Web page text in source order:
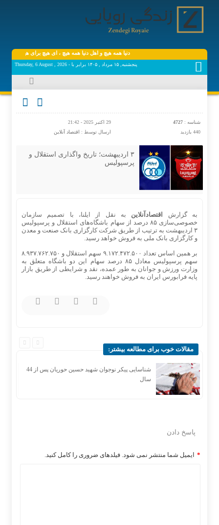
دنیا همه هیچ و اهل دنیا همه هیچ ، ‌ای هیچ برای هیچ بر هیچ
پنجشنبه, ۱۵ مرداد , ۱۴۰۵ برابر با - Thursday, 6 August , 2026
شناسه : 4727
29 اکتبر 2025 - 21:42
440 بازدید
ارسال توسط : اقتصاد آنلاین
۳ اردیبهشت؛ تاریخ واگذاری استقلال و
پرسپولیس
به گزارش اقتصادآنلاین
به نقل از ایلنا، با تصمیم سازمان
خصوصی‌سازی ۸۵ درصد از سهام باشگاه‌های استقلال و پرسپولیس
۳ اردیبهشت به ترتیب از طریق شرکت کارگزاری بانک صنعت و معدن
و کارگزاری بانک ملی به فروش خواهد رسید.
بر همین اساس تعداد ۹.۱۷۲.۴۷۲.۵۰۰ سهم استقلال و ۸.۹۳۷.۷۶۲.۷۵۰
سهم پرسپولیس معادل ۸۵ درصد سهام این دو باشگاه متعلق به
وزارت ورزش و جوانان به طور عمده، نقد و شرایطی از طریق بازار
پایه فرابورس ایران به فروش خواهند رسید.
مقالات خوب برای مطالعه بیشتر:
شناسایی پیکر نوجوان شهید حسین حوریان پس از 44
سال
پاسخ دادن
ایمیل شما منتشر نمی شود. فیلدهای ضروری را کامل کنید. *